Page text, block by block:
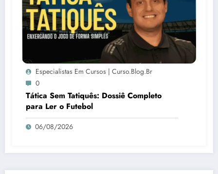
Especialistas Em Cursos | Curso.blog.br
0
Tática Sem Tatiquês: Dossiê Completo
para Ler o Futebol
06/08/2026